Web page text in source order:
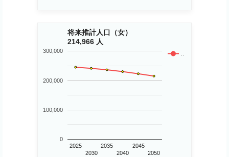
将来推計人口（女）
214,966 人
..
2025
2030
2035
2040
2045
2050
0
100,000
200,000
300,000